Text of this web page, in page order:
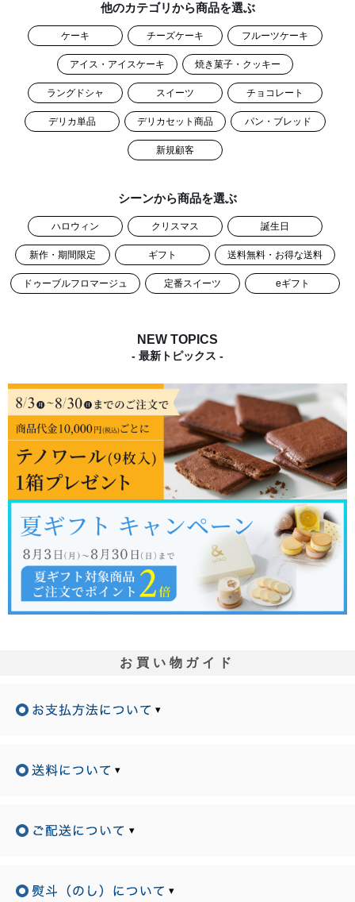
他のカテゴリから商品を選ぶ
ケーキ チーズケーキ フルーツケーキ
アイス・アイスケーキ 焼き菓子・クッキー
ラングドシャ スイーツ チョコレート
デリカ単品 デリカセット商品 パン・ブレッド
新規顧客
シーンから商品を選ぶ
ハロウィン クリスマス 誕生日
新作・期間限定 ギフト 送料無料・お得な送料
ドゥーブルフロマージュ 定番スイーツ eギフト
NEW TOPICS
- 最新トピックス -
お買い物ガイド
▾
▾
▾
▾